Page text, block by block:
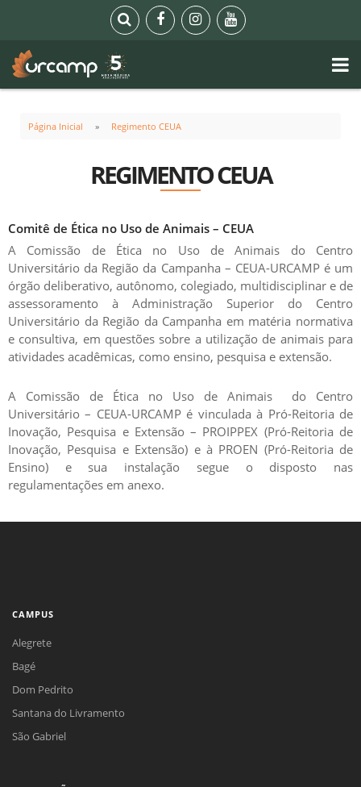
Página Inicial Regimento CEUA
REGIMENTO CEUA
Comitê de Ética no Uso de Animais – CEUA
A Comissão de Ética no Uso de Animais do Centro
Universitário da Região da Campanha – CEUA-URCAMP é um
órgão deliberativo, autônomo, colegiado, multidisciplinar e de
assessoramento à Administração Superior do Centro
Universitário da Região da Campanha em matéria normativa
e consultiva, em questões sobre a utilização de animais para
atividades acadêmicas, como ensino, pesquisa e extensão.
A Comissão de Ética no Uso de Animais do Centro
Universitário – CEUA-URCAMP é vinculada à Pró-Reitoria de
Inovação, Pesquisa e Extensão – PROIPPEX (Pró-Reitoria de
Inovação, Pesquisa e Extensão) e à PROEN (Pró-Reitoria de
Ensino) e sua instalação segue o disposto nas
regulamentações em anexo.
CAMPUS
Alegrete
Bagé
Dom Pedrito
Santana do Livramento
São Gabriel